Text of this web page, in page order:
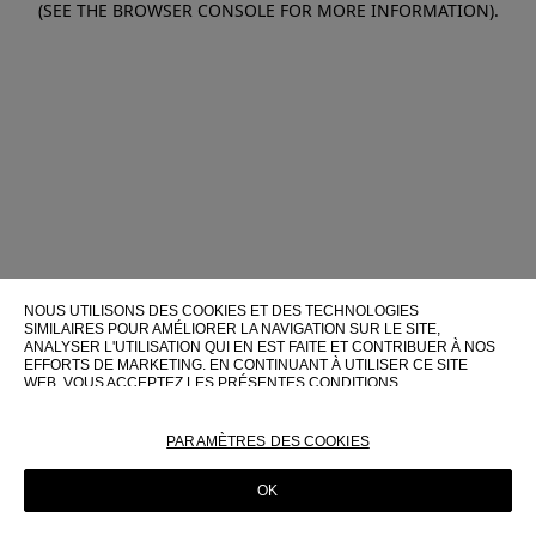
(SEE THE BROWSER CONSOLE FOR MORE INFORMATION).
NOUS UTILISONS DES COOKIES ET DES TECHNOLOGIES
SIMILAIRES POUR AMÉLIORER LA NAVIGATION SUR LE SITE,
ANALYSER L'UTILISATION QUI EN EST FAITE ET CONTRIBUER À NOS
EFFORTS DE MARKETING. EN CONTINUANT À UTILISER CE SITE
WEB, VOUS ACCEPTEZ LES PRÉSENTES CONDITIONS
POUR PLUS D'INFORMATIONS SUR CES TECHNOLOGIES ET LEUR
POLITIQUE EN MATIÈRE DE COOKIES
PARAMÈTRES DES COOKIES
OK